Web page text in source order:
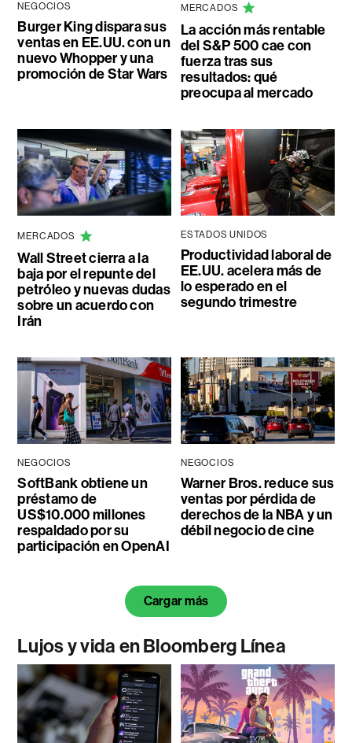
NEGOCIOS
Burger King dispara sus
ventas en EE.UU. con un
nuevo Whopper y una
promoción de Star Wars
MERCADOS
La acción más rentable
del S&P 500 cae con
fuerza tras sus
resultados: qué
preocupa al mercado
MERCADOS
Wall Street cierra a la
baja por el repunte del
petróleo y nuevas dudas
sobre un acuerdo con
Irán
ESTADOS UNIDOS
Productividad laboral de
EE.UU. acelera más de
lo esperado en el
segundo trimestre
NEGOCIOS
SoftBank obtiene un
préstamo de
US$10.000 millones
respaldado por su
participación en OpenAI
NEGOCIOS
Warner Bros. reduce sus
ventas por pérdida de
derechos de la NBA y un
débil negocio de cine
Cargar más
Lujos y vida en Bloomberg Línea